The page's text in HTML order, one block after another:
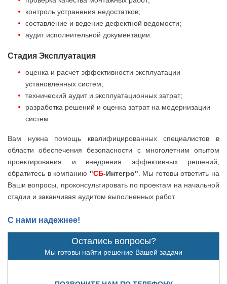
контроль устранения недостатков;
составление и ведение дефектной ведомости;
аудит исполнительной документации.
Стадия Эксплуатация
оценка и расчет эффективности эксплуатации
установленных систем;
технический аудит и эксплуатационных затрат;
разработка решений и оценка затрат на модернизации
систем.
Вам нужна помощь квалифицированных специалистов в
области обеспечения безопасности с многолетним опытом
проектирования и внедрения эффективных решений,
обратитесь в компанию "СБ-Интегро" . Мы готовы ответить на
Ваши вопросы, проконсультировать по проектам на начальной
стадии и заканчивая аудитом выполненных работ.
С нами надежнее!
Остались вопросы?
Мы готовы найти решение Вашей задачи